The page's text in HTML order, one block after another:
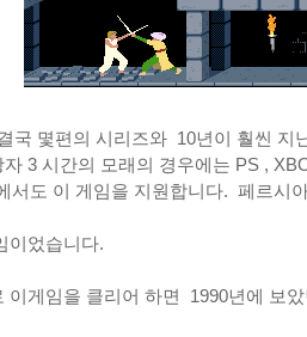
국 몇편의 시리즈와 10년이 훨씬 지
3 시간의 모래의 경우에는 PS ,
서도 이 게임을 지원합니다. 페르시
이었습니다.
이게임을 클리어 하면 1990년에 보